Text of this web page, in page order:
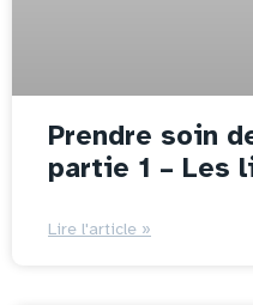
Prendre soin
partie 1 – Les
Lire l'article »